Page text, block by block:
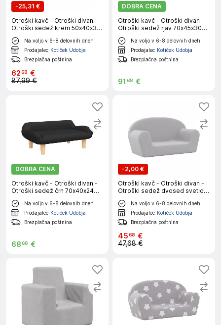
-25,31 €
Otroški kavč - Otroški divan -
Otroški sedež krem 50x40x30
cm blago
Na voljo v 6-8 delovnih dneh
Prodajalec Kotiček Udobja
Brezplačna poštnina
6268 €
87,99 €
DOBRA CENA
Otroški kavč - Otroški divan -
Otroški sedež rjav 70x45x30
cm blago
Na voljo v 6-8 delovnih dneh
Prodajalec Kotiček Udobja
Brezplačna poštnina
91 68 €
DOBRA CENA
Otroški kavč - Otroški divan -
Otroški sedež črn 70x40x24
cm blago
Na voljo v 6-8 delovnih dneh
Prodajalec Kotiček Udobja
Brezplačna poštnina
6868 €
-2,00 €
Otroški kavč - Otroški divan -
Otroški sedež dvosed svetlo
siv mehak pliš
Na voljo v 6-8 delovnih dneh
Prodajalec Kotiček Udobja
Brezplačna poštnina
4568 €
47,68 €